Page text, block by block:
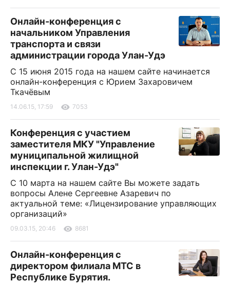
Онлайн-конференция с
начальником Управления
транспорта и связи
администрации города Улан-Удэ
С 15 июня 2015 года на нашем сайте начинается
онлайн-конференция с Юрием Захаровичем
Ткачёвым
14.06.15, 17:59 7053
Конференция с участием
заместителя МКУ "Управление
муниципальной жилищной
инспекции г. Улан-Удэ"
С 10 марта на нашем сайте Вы можете задать
вопросы Алене Сергеевне Азаревич по
актуальной теме: «Лицензирование управляющих
организаций»
09.03.15, 20:46 8681
Онлайн-конференция с
директором филиала МТС в
Республике Бурятия.